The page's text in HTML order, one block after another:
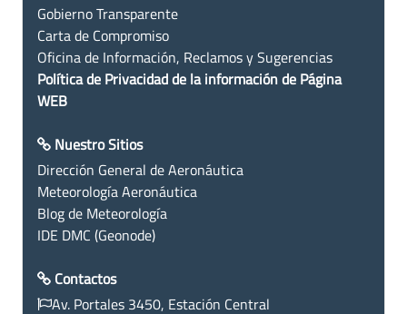
Gobierno Transparente
Carta de Compromiso
Oficina de Información, Reclamos y Sugerencias
Política de Privacidad de la información de Página
WEB
Nuestro Sitios
Dirección General de Aeronáutica
Meteorología Aeronáutica
Blog de Meteorología
IDE DMC (Geonode)
Contactos
Av. Portales 3450, Estación Central